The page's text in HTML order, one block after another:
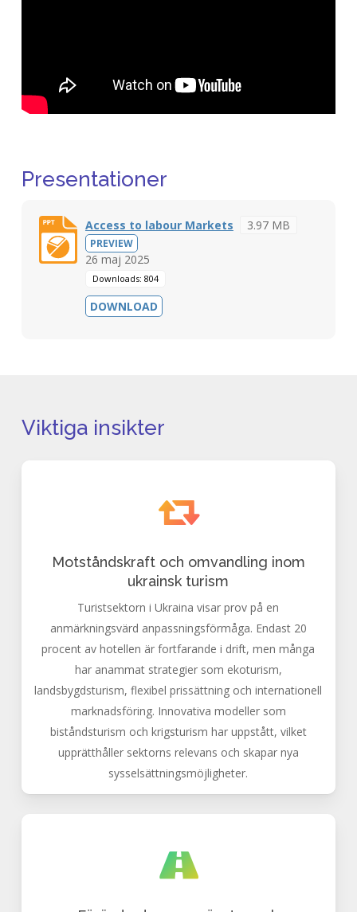
Presentationer
Access to labour Markets 3.97 MB
PREVIEW
26 maj 2025
Downloads: 804
DOWNLOAD
Viktiga insikter
Motståndskraft och omvandling inom
ukrainsk turism
Turistsektorn i Ukraina visar prov på en
anmärkningsvärd anpassningsförmåga. Endast 20
procent av hotellen är fortfarande i drift, men många
har anammat strategier som ekoturism,
landsbygdsturism, flexibel prissättning och internationell
marknadsföring. Innovativa modeller som
biståndsturism och krigsturism har uppstått, vilket
upprätthåller sektorns relevans och skapar nya
sysselsättningsmöjligheter.